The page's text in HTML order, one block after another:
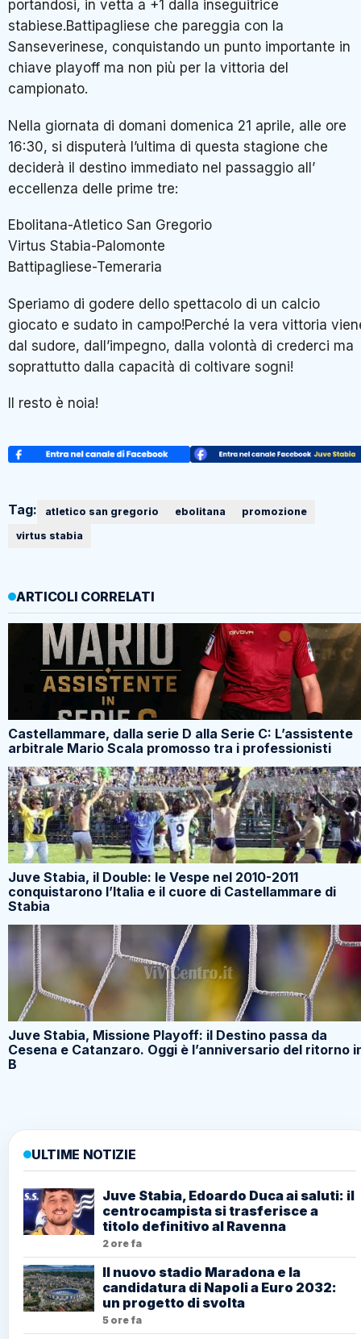
portandosi, in vetta a +1 dalla inseguitrice
stabiese.Battipagliese che pareggia con la
Sanseverinese, conquistando un punto importante in
chiave playoff ma non più per la vittoria del
campionato.
Nella giornata di domani domenica 21 aprile, alle ore
16:30, si disputerà l’ultima di questa stagione che
deciderà il destino immediato nel passaggio all’
eccellenza delle prime tre:
Ebolitana-Atletico San Gregorio
Virtus Stabia-Palomonte
Battipagliese-Temeraria
Speriamo di godere dello spettacolo di un calcio
giocato e sudato in campo!Perché la vera vittoria
dal sudore, dall’impegno, dalla volontà di crederci ma
soprattutto dalla capacità di coltivare sogni!
Il resto è noia!
Tag: atletico san gregorio ebolitana
promozione
virtus stabia
ARTICOLI CORRELATI
Castellammare, dalla serie D alla Serie C: L’assistente
arbitrale Mario Scala promosso tra i professionisti
Juve Stabia, il Double: le Vespe nel 2010-2011
conquistarono l’Italia e il cuore di Castellammare di
Stabia
Juve Stabia, Missione Playoff: il Destino passa da
Cesena e Catanzaro. Oggi è l’anniversario del ritorno
B
ULTIME NOTIZIE
Juve Stabia, Edoardo Duca ai saluti: il
centrocampista si trasferisce a
titolo definitivo al Ravenna
2 ore fa
Il nuovo stadio Maradona e la
candidatura di Napoli a Euro 2032:
un progetto di svolta
5 ore fa